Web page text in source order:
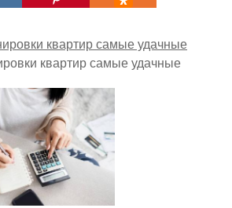
квартир самые удачные